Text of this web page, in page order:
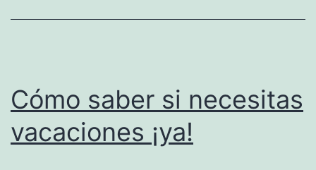
en
Cómo saber si necesitas
vacaciones ¡ya!